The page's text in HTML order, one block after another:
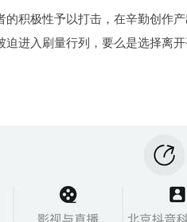
积极性予以打击，在辛勤创作
进入刷量行列，要么是选择离